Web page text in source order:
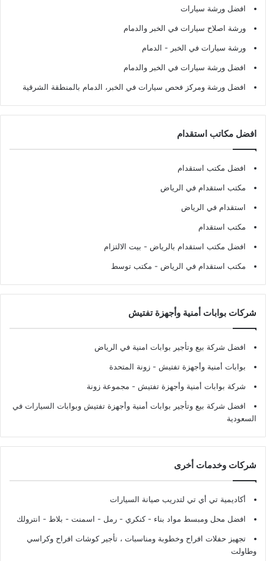
افضل ورشة سيارات
ورشة اصلاح سيارات في الخبر والدمام
ورشة سيارات في الخبر - الدمام
افضل ورشة سيارات في الخبر والدمام
افضل ورشة ومركز فحص سيارات في الخبر، الدمام بالمنطقة الشرقية
افضل مكاتب استقدام
افضل مكتب استقدام
مكتب استقدام في الرياض
استقدام في الرياض
مكتب استقدام
افضل مكتب استقدام بالرياض - بيت الالتزام
مكتب استقدام في الرياض - مكتب توسط
شركات بوابات أمنية وأجهزة تفتيش
افضل شركة بيع وتأجير بوابات امنية في الرياض
بوابات أمنية وأجهزة تفتيش - زونة المتحدة
شركة بوابات أمنية وأجهزة تفتيش - مجموعة زونة
افضل شركة بيع وتأجير بوابات أمنية وأجهزة تفتيش وبوابات السيارات في
السعودية
شركات وخدمات أخرى
أكاديمية تي أي تي لتدريب صيانة السيارات
افضل محل ومبسط مواد بناء - كنكري - رمل - اسمنت - بلاط - انترولك
تجهيز حفلات افراح وخطوبة ومناسبات ، تأجير كوشات افراح وكراسي
وطاولت